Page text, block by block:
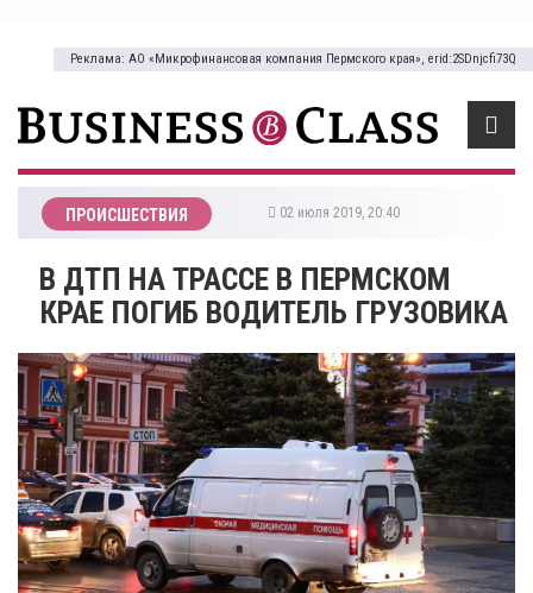
Реклама: АО «Микрофинансовая компания Пермского края», erid:2SDnjcfi73Q
ПРОИСШЕСТВИЯ 02 июля 2019, 20:40
​В ДТП НА ТРАССЕ В ПЕРМСКОМ
КРАЕ ПОГИБ ВОДИТЕЛЬ ГРУЗОВИКА